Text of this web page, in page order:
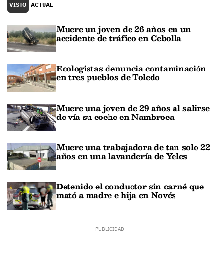
VISTO ACTUAL
Muere un joven de 26 años en un
accidente de tráfico en Cebolla
Ecologistas denuncia contaminación
en tres pueblos de Toledo
Muere una joven de 29 años al salirse
de vía su coche en Nambroca
Muere una trabajadora de tan solo 22
años en una lavandería de Yeles
Detenido el conductor sin carné que
mató a madre e hija en Novés